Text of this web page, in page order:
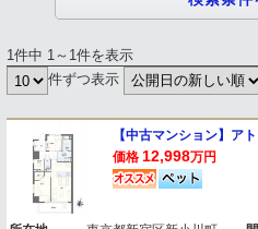
1件中 1～1件を表示
件ずつ表示
【中古マンション】ア
価格 12,998万円